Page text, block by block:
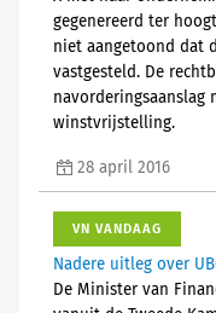
gegenereerd ter
niet aangetoond dat
vastgesteld. De
navorderingsaanslag
winstvrijstelling.
28 april 2016
VN VANDAAG
Nadere uitleg over
De Minister van